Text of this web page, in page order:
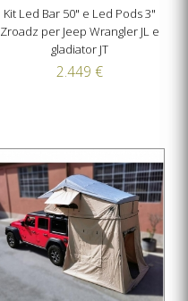
Kit Led Bar 50" e Led Pods 3"
Zroadz per Jeep Wrangler JL e
gladiator JT
2.449 €